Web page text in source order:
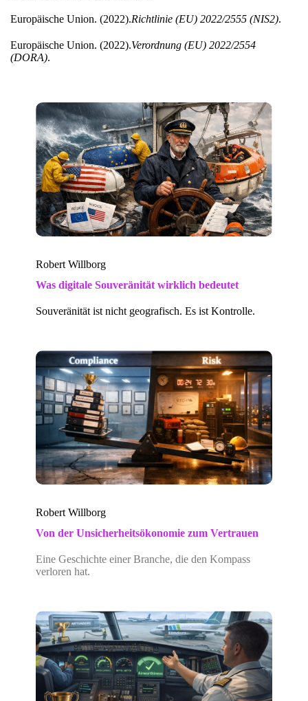
Europäische Union. (2022).Richtlinie (EU) 2022/2555 (NIS2).
Europäische Union. (2022).Verordnung (EU) 2022/2554
(DORA).
Robert Willborg
Was digitale Souveränität wirklich bedeutet
Souveränität ist nicht geografisch. Es ist Kontrolle.
Robert Willborg
Von der Unsicherheitsökonomie zum Vertrauen
Eine Geschichte einer Branche, die den Kompass
verloren hat.